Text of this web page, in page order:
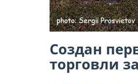
Создан
торговли